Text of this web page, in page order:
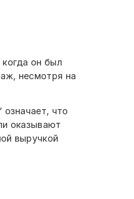
он был
несмотря на
что
оказывают
выручкой